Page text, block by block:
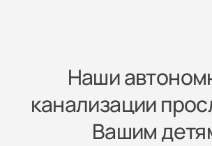
Наши
канализации
Вашим